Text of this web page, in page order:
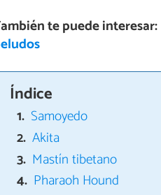
te puede interesar:
Índice
Samoyedo
Akita
Mastín tibetano
Pharaoh Hound